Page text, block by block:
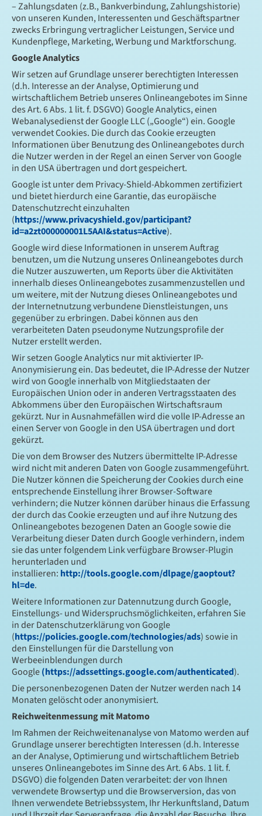
– Zahlungsdaten (z.B., Bankverbindung, Zahlungshistorie)
von unseren Kunden, Interessenten und Geschäftspartner
zwecks Erbringung vertraglicher Leistungen, Service und
Kundenpflege, Marketing, Werbung und Marktforschung.
Google Analytics
Wir setzen auf Grundlage unserer berechtigten Interessen
(d.h. Interesse an der Analyse, Optimierung und
wirtschaftlichem Betrieb unseres Onlineangebotes im Sinne
des Art. 6 Abs. 1 lit. f. DSGVO) Google Analytics, einen
Webanalysedienst der Google LLC („Google“) ein. Google
verwendet Cookies. Die durch das Cookie erzeugten
Informationen über Benutzung des Onlineangebotes durch
die Nutzer werden in der Regel an einen Server von Google
in den USA übertragen und dort gespeichert.
Google ist unter dem Privacy-Shield-Abkommen zertifiziert
und bietet hierdurch eine Garantie, das europäische
Datenschutzrecht einzuhalten
(https://www.privacyshield.gov/participant?
id=a2zt000000001L5AAI&status=Active).
Google wird diese Informationen in unserem Auftrag
benutzen, um die Nutzung unseres Onlineangebotes durch
die Nutzer auszuwerten, um Reports über die Aktivitäten
innerhalb dieses Onlineangebotes zusammenzustellen und
um weitere, mit der Nutzung dieses Onlineangebotes und
der Internetnutzung verbundene Dienstleistungen, uns
gegenüber zu erbringen. Dabei können aus den
verarbeiteten Daten pseudonyme Nutzungsprofile der
Nutzer erstellt werden.
Wir setzen Google Analytics nur mit aktivierter IP-
Anonymisierung ein. Das bedeutet, die IP-Adresse der Nutzer
wird von Google innerhalb von Mitgliedstaaten der
Europäischen Union oder in anderen Vertragsstaaten des
Abkommens über den Europäischen Wirtschaftsraum
gekürzt. Nur in Ausnahmefällen wird die volle IP-Adresse an
einen Server von Google in den USA übertragen und dort
gekürzt.
Die von dem Browser des Nutzers übermittelte IP-Adresse
wird nicht mit anderen Daten von Google zusammengeführt.
Die Nutzer können die Speicherung der Cookies durch eine
entsprechende Einstellung ihrer Browser-Software
verhindern; die Nutzer können darüber hinaus die Erfassung
der durch das Cookie erzeugten und auf ihre Nutzung des
Onlineangebotes bezogenen Daten an Google sowie die
Verarbeitung dieser Daten durch Google verhindern, indem
sie das unter folgendem Link verfügbare Browser-Plugin
herunterladen und
installieren: http://tools.google.com/dlpage/gaoptout?
hl=de.
Weitere Informationen zur Datennutzung durch Google,
Einstellungs- und Widerspruchsmöglichkeiten, erfahren Sie
in der Datenschutzerklärung von Google
(https://policies.google.com/technologies/ads) sowie in
den Einstellungen für die Darstellung von
Werbeeinblendungen durch
Google(https://adssettings.google.com/authenticated).
Die personenbezogenen Daten der Nutzer werden nach 14
Monaten gelöscht oder anonymisiert.
Reichweitenmessung mit Matomo
Im Rahmen der Reichweitenanalyse von Matomo werden auf
Grundlage unserer berechtigten Interessen (d.h. Interesse
an der Analyse, Optimierung und wirtschaftlichem Betrieb
unseres Onlineangebotes im Sinne des Art. 6 Abs. 1 lit. f.
DSGVO) die folgenden Daten verarbeitet: der von Ihnen
verwendete Browsertyp und die Browserversion, das von
Ihnen verwendete Betriebssystem, Ihr Herkunftsland, Datum